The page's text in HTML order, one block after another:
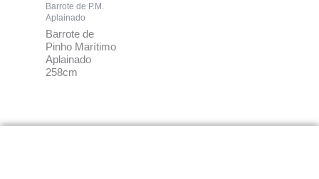
Barrote de P.M.
Aplainado
Barrote de
Pinho Marítimo
Aplainado
258cm